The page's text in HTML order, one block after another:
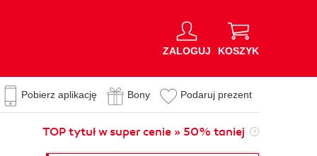
ZALOGUJ KOSZYK
Pobierz aplikację Bony Podaruj prezent
TOP tytuł w super cenie » 50% taniej